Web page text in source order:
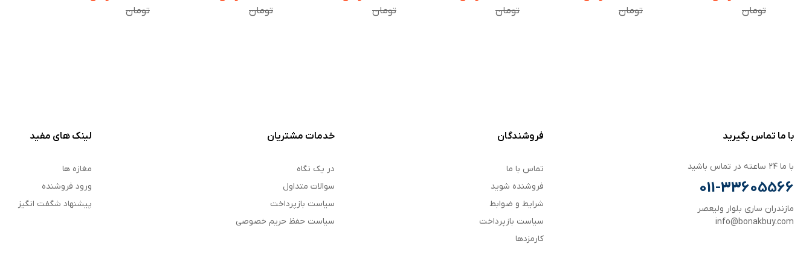
تومان
تومان
تومان
تومان
تومان
تومان
با ما تماس بگیرید
با ما ۲۴ ساعته در تماس باشید
011-33605566
مازندران ساری بلوار ولیعصر
info@bonakbuy.com
فروشندگان
تماس با ما
فروشنده شوید
شرایط و ضوابط
سیاست بازپرداخت
کارمزدها
خدمات مشتریان
در یک نگاه
سوالات متداول
سیاست بازپرداخت
سیاست حفظ حریم خصوصی
لینک های مفید
مغازه ها
ورود فروشنده
پیشنهاد شگفت انگیز